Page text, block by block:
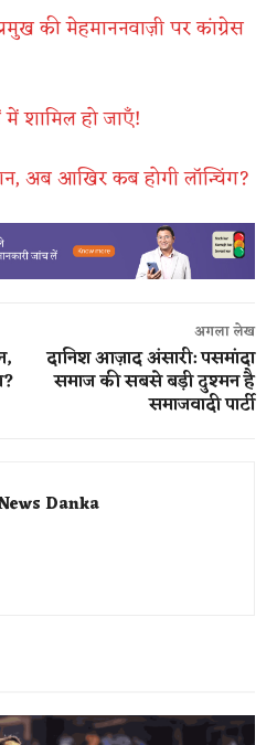
की मेहमाननवाज़ी पर कांग्रेस
शामिल हो जाएँ!
अब आखिर कब होगी लॉन्चिंग?
अगला लेख
दानिश आज़ाद अंसारी: पसमांदा
समाज की सबसे बड़ी दुश्मन है
समाजवादी पार्टी
Danka